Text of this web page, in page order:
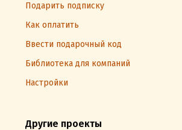
Подарить подписку
Как оплатить
Ввести подарочный код
Библиотека для компаний
Настройки
Другие проекты